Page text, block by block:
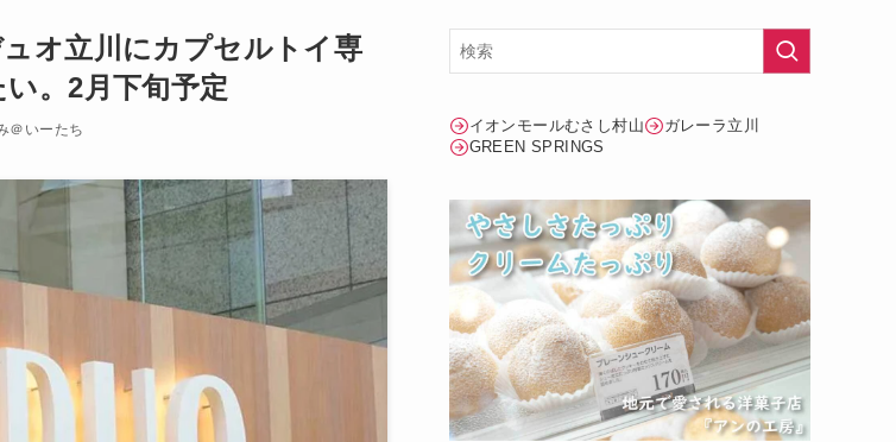
オ立川にカプセルトイ専
。2月下旬予定
＠いーたち イオンモールむさし村山
ガレーラ立川
GREEN SPRINGS